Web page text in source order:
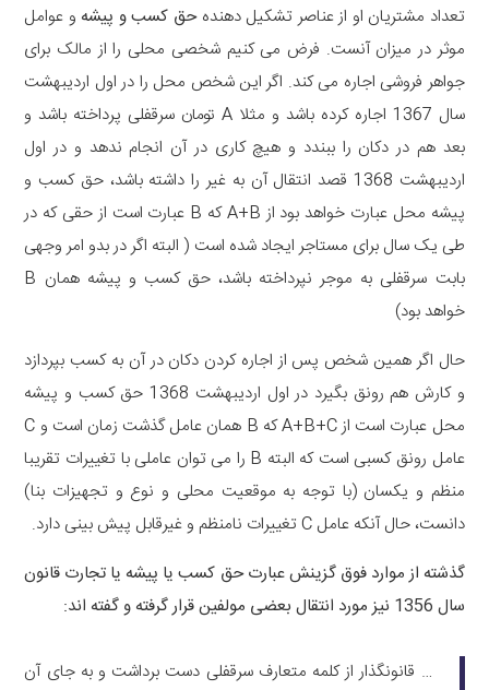
تعداد مشتریان او از عناصر تشکیل دهندهحق کسب و پیشه و عوامل
موثر در میزان آنست. فرض می کنیم شخصی محلی را از مالک برای
جواهر فروشی اجاره می کند. اگر این شخص محل را در اول اردیبهشت
سال 1367 اجاره کرده باشد و مثلا A تومان سرقفلی پرداخته باشد و
بعد هم در دکان را ببندد و هیچ کاری در آن انجام ندهد و در اول
اردیبهشت 1368 قصد انتقال آن به غیر را داشته باشد، حق کسب و
پیشه محل عبارت خواهد بود از A+B که B عبارت است از حقی که در
طی یک سال برای مستاجر ایجاد شده است ( البته اگر در بدو امر وجهی
بابت سرقفلی به موجر نپرداخته باشد، حق کسب و پیشه همان B
خواهد بود)
حال اگر همین شخص پس از اجاره کردن دکان در آن به کسب بپردازد
و کارش هم رونق بگیرد در اول اردیبهشت 1368 حق کسب و پیشه
محل عبارت است از A+B+C که B همان عامل گذشت زمان است و C
عامل رونق کسبی است که البته B را می توان عاملی با تغییرات تقریبا
منظم و یکسان (با توجه به موقعیت محلی و نوع و تجهیزات بنا)
دانست، حال آنکه عامل C تغییرات نامنظم و غیرقابل پیش بینی دارد.
گذشته از موارد فوق گزینش عبارت حق کسب یا پیشه یا تجارت قانون
سال 1356 نیز مورد انتقال بعضی مولفین قرار گرفته و گفته اند:
… قانونگذار از کلمه متعارف سرقفلی دست برداشت و به جای آن